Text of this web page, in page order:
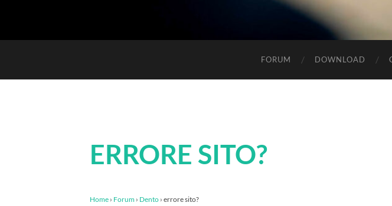
FORUM DOWNLOAD
ERRORE SITO?
Home › Forum › Dento › errore sito?